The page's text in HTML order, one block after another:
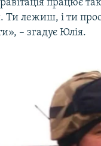
працює
Ти лежиш, і ти
– згадує Юлія.